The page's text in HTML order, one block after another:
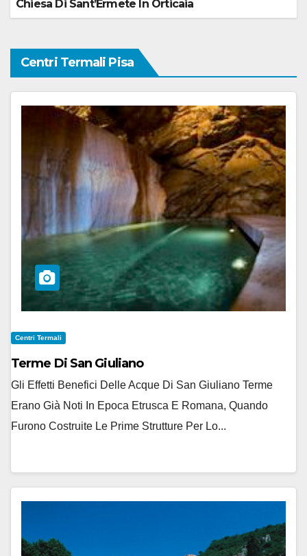
Chiesa Di Sant’Ermete In Orticaia
Centri Termali Pisa
Centri Termali
Terme Di San Giuliano
Gli Effetti Benefici Delle Acque Di San Giuliano Terme
Erano Già Noti In Epoca Etrusca E Romana, Quando
Furono Costruite Le Prime Strutture Per Lo...